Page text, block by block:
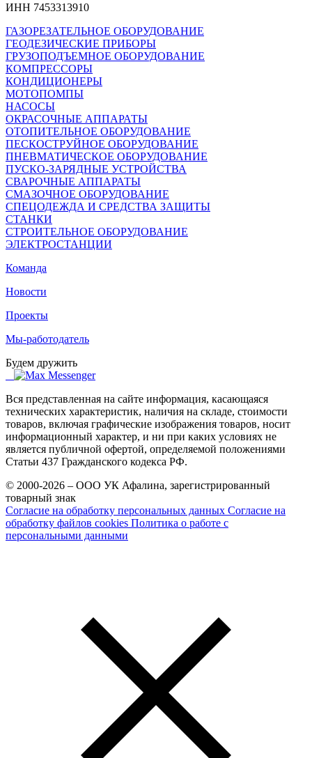
ИНН 7453313910
ГАЗОРЕЗАТЕЛЬНОЕ ОБОРУДОВАНИЕ
ГЕОДЕЗИЧЕСКИЕ ПРИБОРЫ
ГРУЗОПОДЪЕМНОЕ ОБОРУДОВАНИЕ
КОМПРЕССОРЫ
КОНДИЦИОНЕРЫ
МОТОПОМПЫ
НАСОСЫ
ОКРАСОЧНЫЕ АППАРАТЫ
ОТОПИТЕЛЬНОЕ ОБОРУДОВАНИЕ
ПЕСКОСТРУЙНОЕ ОБОРУДОВАНИЕ
ПНЕВМАТИЧЕСКОЕ ОБОРУДОВАНИЕ
ПУСКО-ЗАРЯДНЫЕ УСТРОЙСТВА
СВАРОЧНЫЕ АППАРАТЫ
СМАЗОЧНОЕ ОБОРУДОВАНИЕ
СПЕЦОДЕЖДА И СРЕДСТВА ЗАЩИТЫ
СТАНКИ
СТРОИТЕЛЬНОЕ ОБОРУДОВАНИЕ
ЭЛЕКТРОСТАНЦИИ
Команда
Новости
Проекты
Мы-работодатель
Будем дружить
Вся представленная на сайте информация, касающаяся
технических характеристик, наличия на складе, стоимости
товаров, включая графические изображения товаров, носит
информационный характер, и ни при каких условиях не
является публичной офертой, определяемой положениями
Статьи 437 Гражданского кодекса РФ.
© 2000-2026 – ООО УК Афалина, зарегистрированный
товарный знак
Согласие на обработку персональных данных Согласие на
обработку файлов cookies Политика о работе с
персональными данными